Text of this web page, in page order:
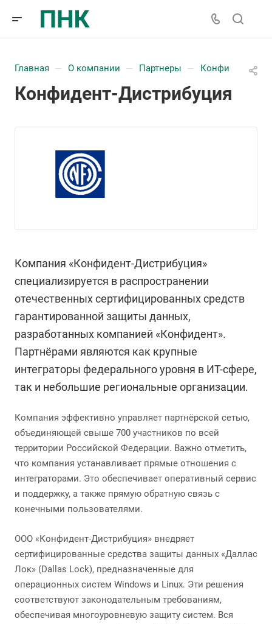
Главная — О компании — Партнеры — Конфидент-
Конфидент-Дистрибуция
Компания «Конфидент-Дистрибуция»
специализируется в распространении
отечественных сертифицированных средств
гарантированной защиты данных,
разработанных компанией «Конфидент».
Партнёрами являются как крупные
интеграторы федерального уровня в ИТ-сфере,
так и небольшие региональные организации.
Компания эффективно управляет партнёрской сетью,
объединяющей свыше 700 участников по всей
территории Российской Федерации. Важно отметить,
что компания устанавливает прямые отношения с
интеграторами. Это обеспечивает оперативный сервис
и поддержку, а также прямую обратную связь с
конечными пользователями.
ООО «Конфидент-Дистрибуция» внедряет
сертифицированные средства защиты данных «Даллас
Лок» (Dallas Lock), предназначенные для
операционных систем Windows и Linux. Эти решения
соответствуют законодательным требованиям,
обеспечивая многоуровневую защиту систем. Вся